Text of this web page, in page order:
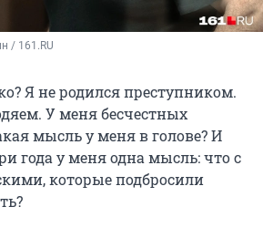
/ 161.RU
Я не родился преступником.
У меня бесчестных
мысль у меня в голове? И
года у меня одна мысль: что с
которые подбросили